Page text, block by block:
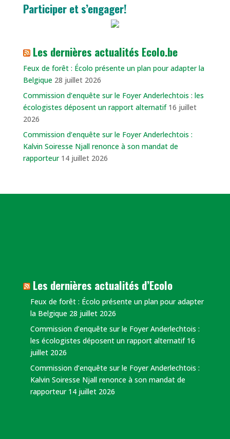
Participer et s’engager!
Les dernières actualités Ecolo.be
​Feux de forêt : Écolo présente un plan pour adapter la
Belgique 28 juillet 2026
Commission d’enquête sur le Foyer Anderlechtois : les
écologistes déposent un rapport alternatif 16 juillet
2026
Commission d’enquête sur le Foyer Anderlechtois :
Kalvin Soiresse Njall renonce à son mandat de
rapporteur 14 juillet 2026
Les dernières actualités d’Ecolo
​Feux de forêt : Écolo présente un plan pour adapter
la Belgique 28 juillet 2026
Commission d’enquête sur le Foyer Anderlechtois :
les écologistes déposent un rapport alternatif 16
juillet 2026
Commission d’enquête sur le Foyer Anderlechtois :
Kalvin Soiresse Njall renonce à son mandat de
rapporteur 14 juillet 2026